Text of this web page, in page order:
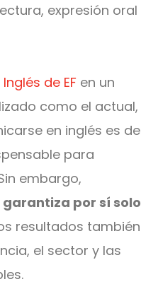
expresión oral
de EF en un
como el actual,
en inglés es de
para
embargo,
por sí solo
resultados también
el sector y las